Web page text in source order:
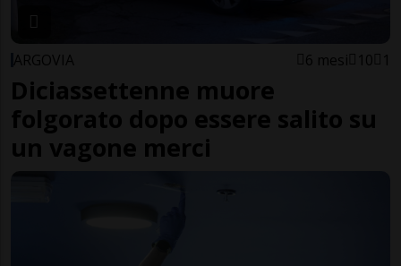
ARGOVIA 6 mesi 10 1
Diciassettenne muore
folgorato dopo essere salito su
un vagone merci